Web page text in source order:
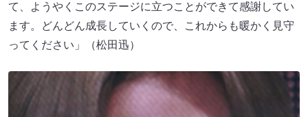
て、ようやくこのステージに立つことができて感謝してい
ます。どんどん成長していくので、これからも暖かく見守
ってください」（松田迅）